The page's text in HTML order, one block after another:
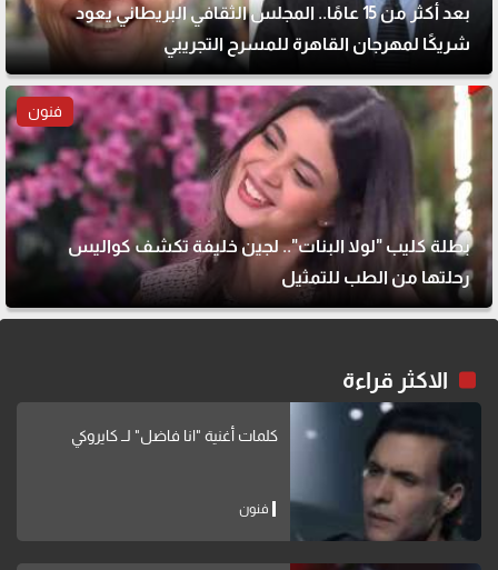
بعد أكثر من 15 عامًا.. المجلس الثقافي البريطاني يعود
شريكًا لمهرجان القاهرة للمسرح التجريبي
فنون
بطلة كليب "لولا البنات".. لجين خليفة تكشف كواليس
رحلتها من الطب للتمثيل
الاكثر قراءة
كلمات أغنية "انا فاضل" لــ كايروكي
فنون